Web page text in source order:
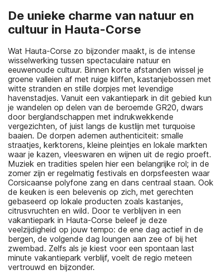
De unieke charme van natuur en
cultuur in Hauta-Corse
Wat Hauta-Corse zo bijzonder maakt, is de intense
wisselwerking tussen spectaculaire natuur en
eeuwenoude cultuur. Binnen korte afstanden wissel je
groene valleien af met ruige kliffen, kastanjebossen met
witte stranden en stille dorpjes met levendige
havenstadjes. Vanuit een vakantiepark in dit gebied kun
je wandelen op delen van de beroemde GR20, dwars
door berglandschappen met indrukwekkende
vergezichten, of juist langs de kustlijn met turquoise
baaien. De dorpen ademen authenticiteit: smalle
straatjes, kerktorens, kleine pleintjes en lokale markten
waar je kazen, vleeswaren en wijnen uit de regio proeft.
Muziek en tradities spelen hier een belangrijke rol; in de
zomer zijn er regelmatig festivals en dorpsfeesten waar
Corsicaanse polyfone zang en dans centraal staan. Ook
de keuken is een belevenis op zich, met gerechten
gebaseerd op lokale producten zoals kastanjes,
citrusvruchten en wild. Door te verblijven in een
vakantiepark in Hauta-Corse beleef je deze
veelzijdigheid op jouw tempo: de ene dag actief in de
bergen, de volgende dag loungen aan zee of bij het
zwembad. Zelfs als je kiest voor een spontaan last
minute vakantiepark verblijf, voelt de regio meteen
vertrouwd en bijzonder.